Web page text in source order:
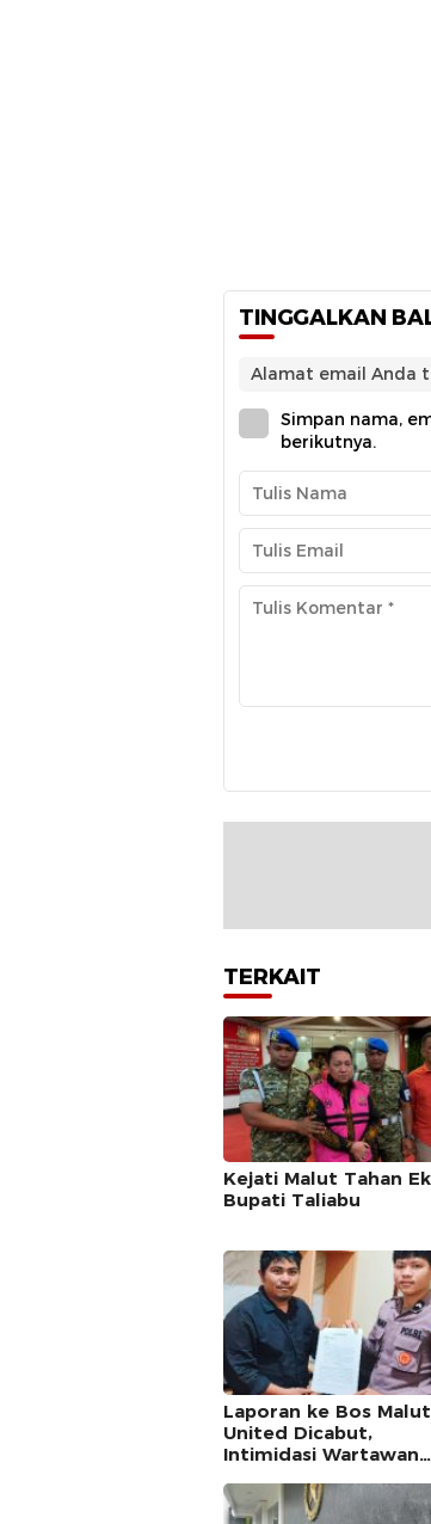
TINGGALKAN
Alamat email Anda
Simpan nama,
berikutnya.
TERKAIT
Kejati Malut Tahan
Bupati Taliabu
Laporan ke Bos Malut
United Dicabut,
Intimidasi Wartawan